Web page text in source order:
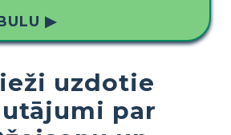
▶
uzdotie
par